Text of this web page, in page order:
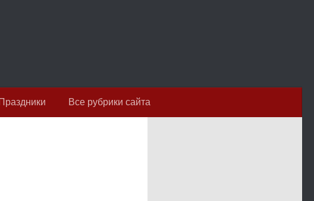
Праздники Все рубрики сайта